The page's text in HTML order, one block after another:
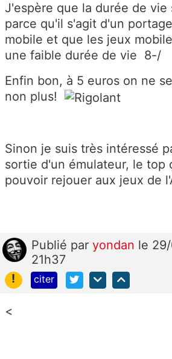
J'espère que la durée de vie
parce qu'il s'agit d'un
mobile et que les jeux
une faible durée de vie 8-/
Enfin bon, à 5 euros on ne
non plus!
Sinon je suis très intéressé
sortie d'un émulateur, le top
pouvoir rejouer aux jeux de
Publié par yondan le
21h37
!
citer
<